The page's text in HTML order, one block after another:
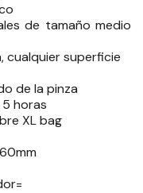
de tamaño medio
cualquier superficie
de la pinza
horas
XL bag